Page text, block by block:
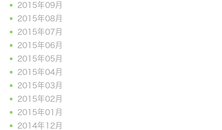
2015年09月
2015年08月
2015年07月
2015年06月
2015年05月
2015年04月
2015年03月
2015年02月
2015年01月
2014年12月